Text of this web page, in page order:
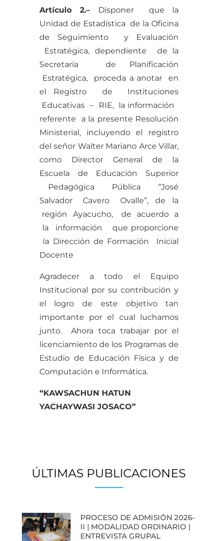
Artículo 2.–
Disponer que la
Unidad de Estadística de la Oficina
de Seguimiento y Evaluación
Estratégica, dependiente de la
Secretaría de Planificación
Estratégica, proceda a anotar en
el Registro de Instituciones
Educativas – RIE, la información
referente a la presente Resolución
Ministerial, incluyendo el registro
del señor Walter Mariano Arce Villar,
como Director General de la
Escuela de Educación Superior
Pedagógica Pública “José
Salvador Cavero Ovalle”, de la
región Ayacucho, de acuerdo a
la información que proporcione
la Dirección de Formación Inicial
Docente
Agradecer a todo el Equipo
Institucional por su contribución y
el logro de este objetivo tan
importante por el cual luchamos
junto. Ahora toca trabajar por el
licenciamiento de los Programas de
Estudio de Educación Física y de
Computación e Informática.
“KAWSACHUN HATUN
YACHAYWASI JOSACO”
ÚLTIMAS PUBLICACIONES
PROCESO DE ADMISIÓN 2026-
II | MODALIDAD ORDINARIO |
ENTREVISTA GRUPAL